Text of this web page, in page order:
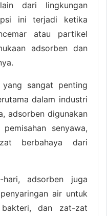
dari lingkungan
ini terjadi ketika
atau partikel
adsorben dan
sangat penting
dalam industri
adsorben digunakan
senyawa,
berbahaya dari
hari, adsorben juga
air untuk
bakteri, dan zat-zat